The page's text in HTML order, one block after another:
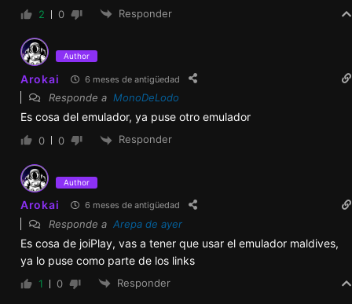
Arokai 6 meses de antigüedad
Es cosa de joiPlay, vas a tener que usar el emulador maldives,
ya lo puse como parte de los links
1 0 Responder
Responde a
Sos un grande
0 0 Responder